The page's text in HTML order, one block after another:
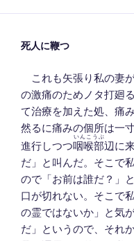
死人に鞭つ
これも矢張り私の妻
の激痛のためノタ打廻
て治療を加えた処、痛
然るに痛みの個所は一
進行しつつ咽喉部
いんこうぶ
辺に
だ」と叫んだ。そこで
ので「お前は誰だ？」
口が切れない。そこで
の霊ではないか」と気
だ」というので、それ